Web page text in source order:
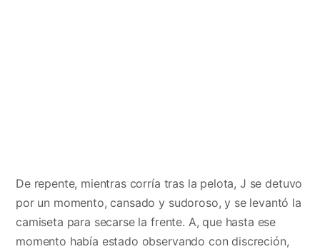
De repente, mientras corría tras la pelota, J se detuvo
por un momento, cansado y sudoroso, y se levantó la
camiseta para secarse la frente. A, que hasta ese
momento había estado observando con discreción,